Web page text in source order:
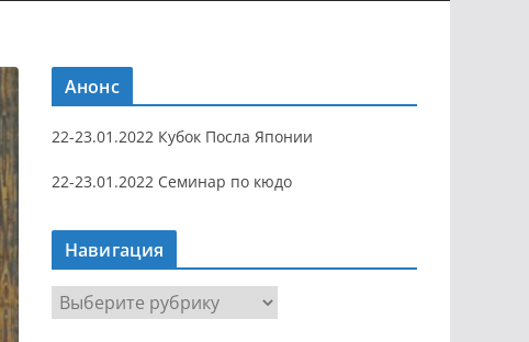
Анонс
22-23.01.2022 Кубок Посла Японии
22-23.01.2022 Семинар по кюдо
Навигация
Н
а